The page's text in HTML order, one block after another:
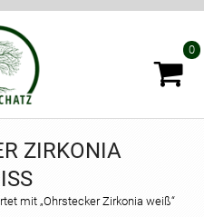
0
ZIRKONIA
mit „Ohrstecker Zirkonia weiß“